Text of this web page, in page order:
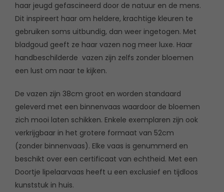
haar jeugd gefascineerd door de natuur en de mens.
Dit inspireert haar om heldere, krachtige kleuren te
gebruiken soms uitbundig, dan weer ingetogen. Met
bladgoud geeft ze haar vazen nog meer luxe. Haar
handbeschilderde vazen zijn zelfs zonder bloemen
een lust om naar te kijken.
De vazen zijn 38cm groot en worden standaard
geleverd met een binnenvaas waardoor de bloemen
zich mooi laten schikken. Enkele exemplaren zijn ook
verkrijgbaar in het grotere formaat van 52cm
(zonder binnenvaas). Elke vaas is genummerd en
beschikt over een certificaat van echtheid. Met een
Doortje lipelaarvaas heeft u een exclusief en tijdloos
kunststuk in huis.